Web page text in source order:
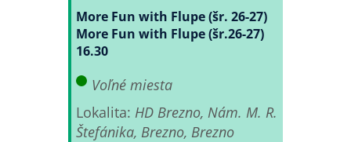
More Fun with Flupe (šr. 26-27)
More Fun with Flupe (šr.26-27)
16.30
Voľné miesta
Lokalita: HD Brezno, Nám. M. R.
Štefánika, Brezno, Brezno